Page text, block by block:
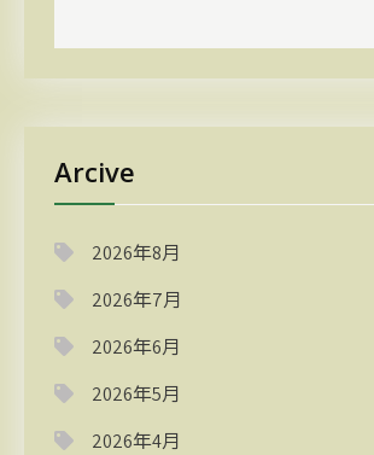
Arcive
2026年8月
2026年7月
2026年6月
2026年5月
2026年4月